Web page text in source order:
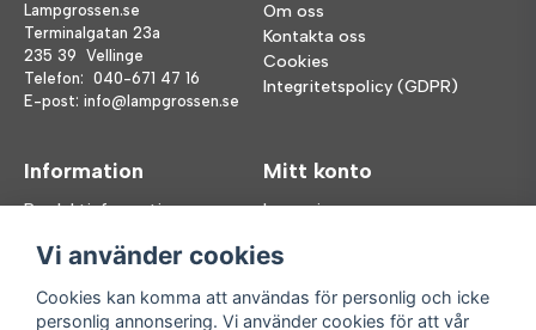
Lampgrossen.se
Terminalgatan 23a
235 39 Vellinge
Telefon: 040-671 47 16
E-post: info@lampgrossen.se
Om oss
Kontakta oss
Cookies
Integritetspolicy (GDPR)
Information
Produktinformation
FAQ
Mitt konto
Logga in
Glömt lösenord?
Vi använder cookies
Cookies kan komma att användas för personlig och icke
personlig annonsering. Vi använder cookies för att vår